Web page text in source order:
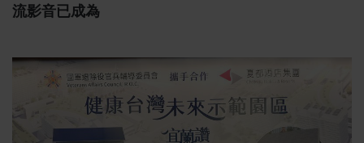
流影音已成為